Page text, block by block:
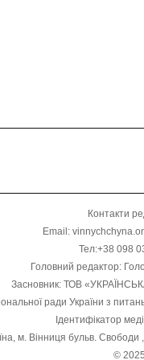
Контакти
Email:
Тел:+38 098
Головний редактор:
Засновник: ТОВ
ради України з
Ідентифікатор
м. Вінниця бульв.
© 2025